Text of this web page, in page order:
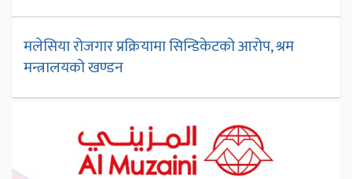
मलेसिया रोजगार प्रक्रियामा सिन्डिकेटको आरोप, श्रम
मन्त्रालयको खण्डन